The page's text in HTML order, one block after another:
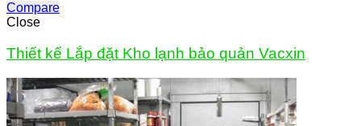
Compare
Close
Thiết kế Lắp đặt Kho lạnh bảo quản Vacxin